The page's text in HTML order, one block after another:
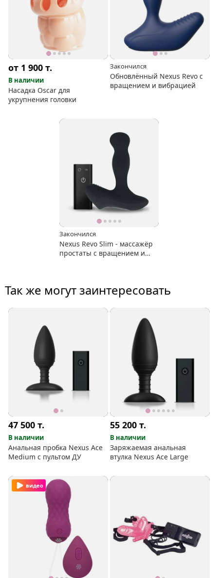
от 1 900т.
В наличии
Насадка Oscar для
укрупнения головки
Закончился
Обновлённый Nexus Revo с
вращением и вибрацией
Закончился
Nexus Revo Slim - массажёр
простаты с вращением и
Так же могут заинтересовать
47 500т.
В наличии
Анальная пробка Nexus Ace
Medium с пультом ДУ
55 200т.
В наличии
Заряжаемая анальная
втулка Nexus Ace Large
видео